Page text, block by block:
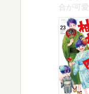
合が可